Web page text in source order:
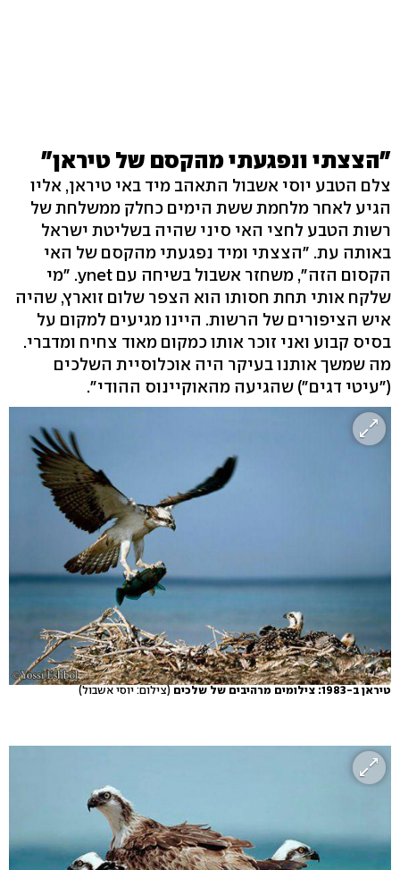
"הצצתי ונפגעתי מהקסם של טיראן"
צלם הטבע יוסי אשבול התאהב מיד באי טיראן, אליו
הגיע לאחר מלחמת ששת הימים כחלק ממשלחת של
רשות הטבע לחצי האי סיני שהיה בשליטת ישראל
באותה עת. "הצצתי ומיד נפגעתי מהקסם של האי
הקסום הזה", משחזר אשבול בשיחה עם ynet. "מי
שלקח אותי תחת חסותו הוא הצפר שלום זוארץ, שהיה
איש הציפורים של הרשות. היינו מגיעים למקום על
בסיס קבוע ואני זוכר אותו כמקום מאוד צחיח ומדברי.
מה שמשך אותנו בעיקר היה אוכלוסיית השלכים
("עיטי דגים") שהגיעה מהאוקיינוס ההודי".
טיראן ב-1983: צילומים מרהיבים של שלכים (צילום: יוסי אשבול)